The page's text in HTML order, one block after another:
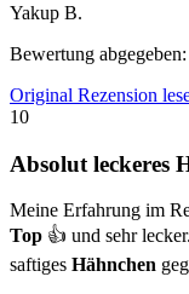
Yakup B.
Bewertung abgegeben:
Original Rezension
10
Absolut leckeres
Meine Erfahrung im
Top 👍 und sehr
saftiges Hähnchen